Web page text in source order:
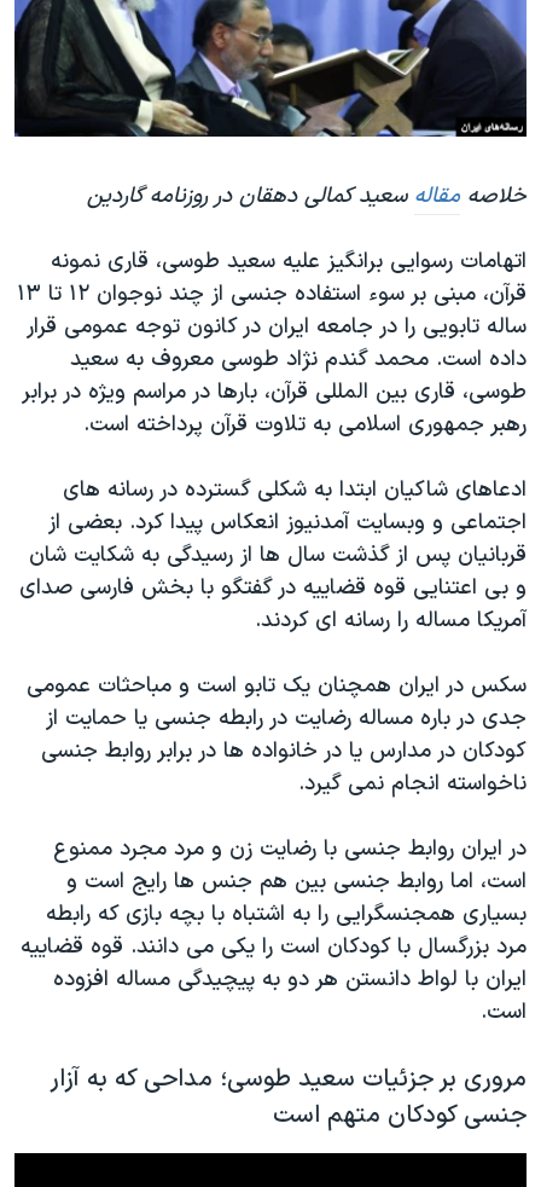
فرهنگ و زندگی
حقوق شهروندی
اسرائیل در جنگ
آرشیو پخش زنده
مستندها
انتخابات ریاست جمهوری آمریکا ۲۰۲۴
حمله جمهوری اسلامی به اسرائیل
ورزش زنان در ایران
مجموعه مستندهای دادخواهی
تریبونال مردمی آبان ۹۸
دادگاه حمید نوری
چهل سال گروگان‌گیری
اعتراضات مردمی آبان ۹۸
اسرائیل در جنگ
نرگس محمدی برنده جایزه نوبل صلح
همایش محافظه‌کاران آمریکا «سی‌پک»
صفحه‌های ویژه
سفر پرزیدنت ترامپ به چین
دنبال کنید
زبانهای مختلفخلاصه مقاله سعید کمالی دهقان در روزنامه گاردین
اتهامات رسوایی برانگیز علیه سعید طوسی، قاری نمونه
قرآن، مبنی بر سوء استفاده جنسی از چند نوجوان ۱۲ تا ۱۳
ساله تابویی را در جامعه ایران در کانون توجه عمومی قرار
داده است. محمد گندم نژاد طوسی معروف به سعید
طوسی، قاری بین المللی قرآن، بارها در مراسم ویژه در برابر
رهبر جمهوری اسلامی به تلاوت قرآن پرداخته است.
ادعاهای شاکیان ابتدا به شکلی گسترده در رسانه های
اجتماعی و وبسایت آمدنیوز انعکاس پیدا کرد. بعضی از
قربانیان پس از گذشت سال ها از رسیدگی به شکایت شان
و بی اعتنایی قوه قضاییه در گفتگو با بخش فارسی صدای
آمریکا مساله را رسانه ای کردند.
سکس در ایران همچنان یک تابو است و مباحثات عمومی
جدی در باره مساله رضایت در رابطه جنسی یا حمایت از
کودکان در مدارس یا در خانواده ها در برابر روابط جنسی
ناخواسته انجام نمی گیرد.
در ایران روابط جنسی با رضایت زن و مرد مجرد ممنوع
است، اما روابط جنسی بین هم جنس ها رایج است و
بسیاری همجنسگرایی را به اشتباه با بچه بازی که رابطه
مرد بزرگسال با کودکان است را یکی می دانند. قوه قضاییه
ایران با لواط دانستن هر دو به پیچیدگی مساله افزوده
است.
مروری بر جزئیات سعید طوسی؛ مداحی که به آزار
جنسی کودکان متهم است